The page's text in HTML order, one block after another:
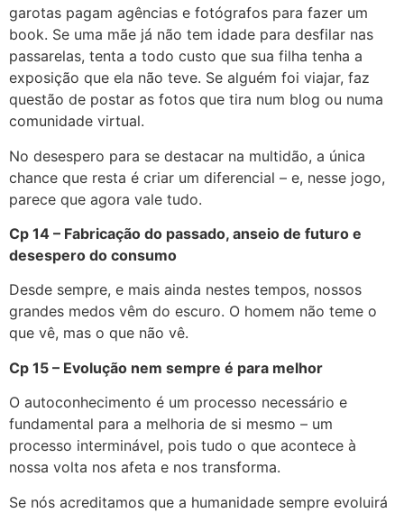
garotas pagam agências e fotógrafos para fazer um
book. Se uma mãe já não tem idade para desfilar nas
passarelas, tenta a todo custo que sua filha tenha a
exposição que ela não teve. Se alguém foi viajar, faz
questão de postar as fotos que tira num blog ou numa
comunidade virtual.
No desespero para se destacar na multidão, a única
chance que resta é criar um diferencial – e, nesse jogo,
parece que agora vale tudo.
Cp 14 – Fabricação do passado, anseio de futuro e
desespero do consumo
Desde sempre, e mais ainda nestes tempos, nossos
grandes medos vêm do escuro. O homem não teme o
que vê, mas o que não vê.
Cp 15 – Evolução nem sempre é para melhor
O autoconhecimento é um processo necessário e
fundamental para a melhoria de si mesmo – um
processo interminável, pois tudo o que acontece à
nossa volta nos afeta e nos transforma.
Se nós acreditamos que a humanidade sempre evoluirá